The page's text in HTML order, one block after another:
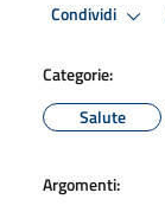
Condividi
Categorie:
Salute
Argomenti: